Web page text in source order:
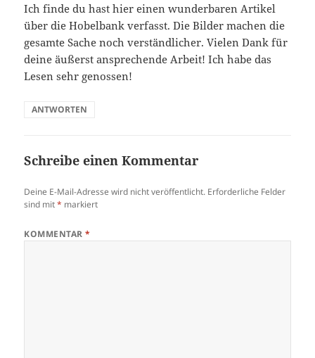
Ich finde du hast hier einen wunderbaren Artikel
über die Hobelbank verfasst. Die Bilder machen die
gesamte Sache noch verständlicher. Vielen Dank für
deine äußerst ansprechende Arbeit! Ich habe das
Lesen sehr genossen!
ANTWORTEN
Schreibe einen Kommentar
Deine E-Mail-Adresse wird nicht veröffentlicht. Erforderliche Felder
sind mit* markiert
KOMMENTAR*